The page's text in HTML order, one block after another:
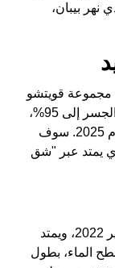
نهر بيبان،
مجموعة قويتشو
للطرق السريعة، وصلت نسبة التقدم في بناء الجسر إلى 95%،
ومن المتوقع افتتاحه في النصف الثاني من عام 2025. سوف
يمتد عبر "شق
بدأ بناء جسر هواجيانج جراند كانيون في 18 يناير 2022، ويمتد
2000 قدم فوق سطح الماء، بطول